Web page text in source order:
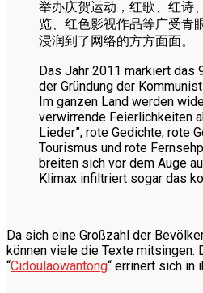
举办庆贺运动，红歌、红诗
览、红色影视作品等广受青
浸润到了网络的方方面面。
Das Jahr 2011 markiert das
der Gründung der
Im ganzen Land werden
verwirrende Feierlichkeiten
Lieder”, rote Gedichte, rote
Tourismus und rote
breiten sich vor dem Auge
Klimax infiltriert sogar das
Da sich eine Großzahl der
können viele die Texte mitsingen.
“Cidoulaowantong“ errinert sich in